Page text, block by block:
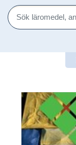
Sök